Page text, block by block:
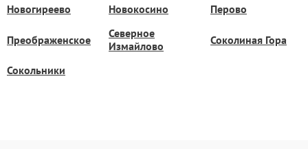
Новогиреево Новокосино Перово
Преображенское
Северное
Измайлово
Соколиная Гора
Сокольники